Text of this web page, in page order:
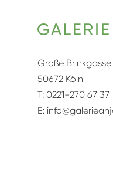
Große Brinkgasse
50672 Köln
T: 0221-270 67 37
E: